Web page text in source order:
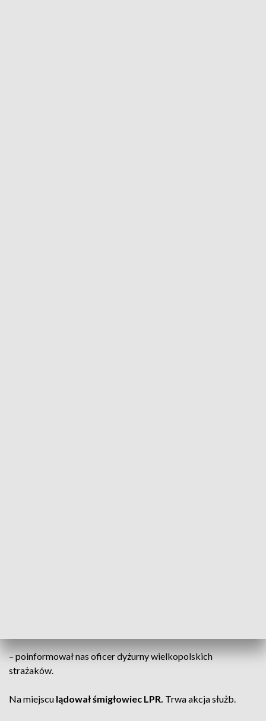
–poinformował nas oficer dyżurny wielkopolskich
strażaków.
Na miejscu lądował śmigłowiec LPR. Trwa akcja służb.